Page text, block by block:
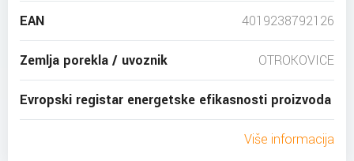
EAN 4019238792126
Zemlja porekla / uvoznik OTROKOVICE
Evropski registar energetske efikasnosti proizvoda
Više informacija